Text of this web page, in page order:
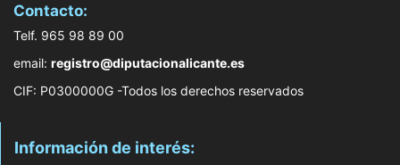
Contacto:
Telf. 965 98 89 00
email: registro@diputacionalicante.es
CIF: P0300000G -Todos los derechos reservados
Información de interés: